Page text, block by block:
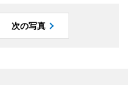
次の写真